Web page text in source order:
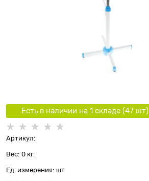
Есть в наличии на 1 складe (47шт)
Артикул:
Вес: 0 кг.
Ед. измерения: шт